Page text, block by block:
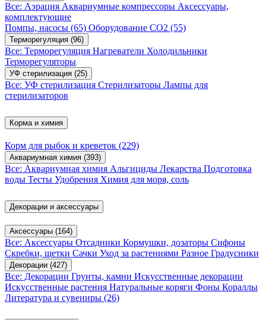
Все: Аэрация Аквариумные компрессоры Аксессуары,
комплектующие
Помпы, насосы (65) Оборудование CO2 (55)
Терморегуляция (96)
Все: Терморегуляция Нагреватели Холодильники
Терморегуляторы
УФ стерилизация (25)
Все: УФ стерилизация Стерилизаторы Лампы для
стерилизаторов
Корма и химия
Корм для рыбок и креветок (229)
Аквариумная химия (393)
Все: Аквариумная химия Альгициды Лекарства Подготовка
воды Тесты Удобрения Химия для моря, соль
Декорации и аксессуары
Аксессуары (164)
Все: Аксессуары Отсадники Кормушки, дозаторы Сифоны
Скребки, щетки Сачки Уход за растениями Разное Градусники
Декорации (427)
Все: Декорации Грунты, камни Искусственные декорации
Искусственные растения Натуральные коряги Фоны Кораллы
Литература и сувениры (26)